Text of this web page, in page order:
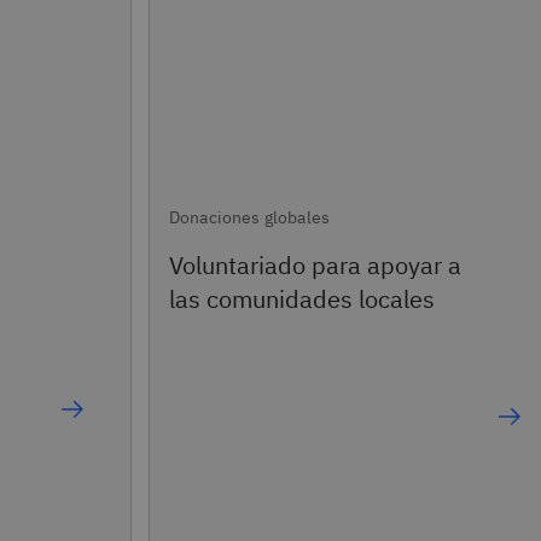
en
ahora
Donaciones globales
Voluntariado para apoyar a
las comunidades locales